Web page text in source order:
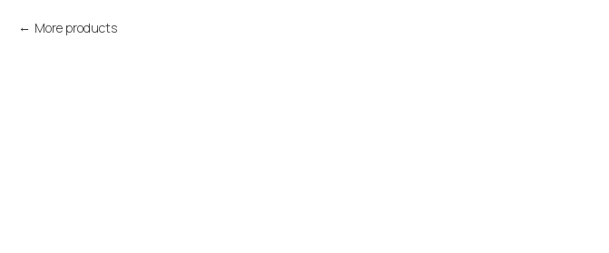
More products